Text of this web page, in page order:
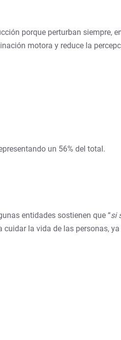
porque perturban siempre,
motora y reduce la
un 56% del total.
entidades sostienen que “si
la vida de las personas, ya